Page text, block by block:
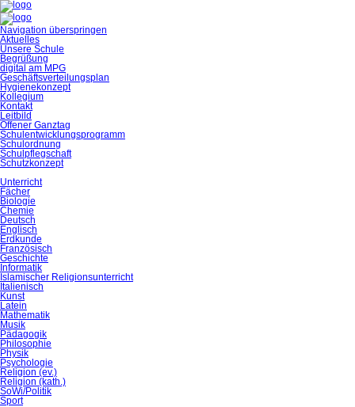
Navigation überspringen
Aktuelles
Unsere Schule
Begrüßung
digital am MPG
Geschäftsverteilungsplan
Hygienekonzept
Kollegium
Kontakt
Leitbild
Offener Ganztag
Schulentwicklungsprogramm
Schulordnung
Schulpflegschaft
Schutzkonzept
Unterricht
Fächer
Biologie
Chemie
Deutsch
Englisch
Erdkunde
Französisch
Geschichte
Informatik
Islamischer Religionsunterricht
Italienisch
Kunst
Latein
Mathematik
Musik
Pädagogik
Philosophie
Physik
Psychologie
Religion (ev.)
Religion (kath.)
SoWi/Politik
Sport